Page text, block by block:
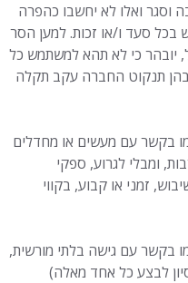
וסגר ואלו לא יחשבו כהפרה
בכל סעד ו/או זכות. למען הסר
יובהר כי לא תהא למשתמש כל
תנקוט החברה עקב תקלה
בקשר עם מעשים או מחדלים
ומבלי לגרוע, ספקי
זמני או קבוע, בקווי
בקשר עם גישה בלתי מורשית,
לבצע כל אחד מאלה)